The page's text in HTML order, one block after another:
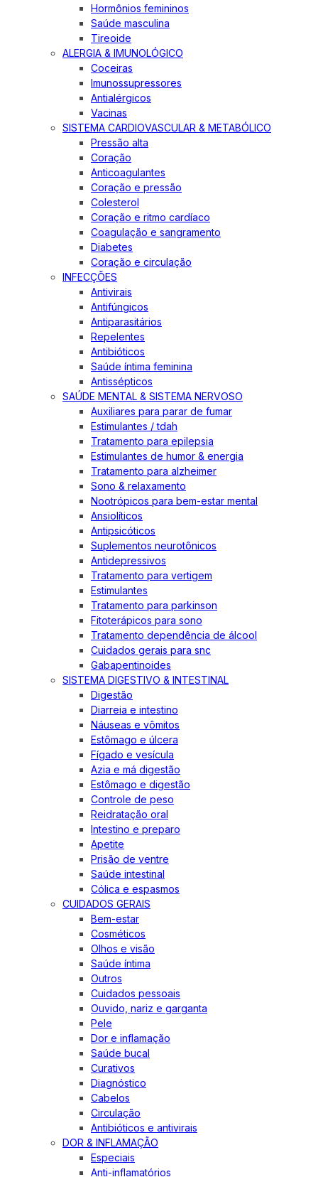
Hormônios femininos
Saúde masculina
Tireoide
ALERGIA & IMUNOLÓGICO
Coceiras
Imunossupressores
Antialérgicos
Vacinas
SISTEMA CARDIOVASCULAR & METABÓLICO
Pressão alta
Coração
Anticoagulantes
Coração e pressão
Colesterol
Coração e ritmo cardíaco
Coagulação e sangramento
Diabetes
Coração e circulação
INFECÇÕES
Antivirais
Antifúngicos
Antiparasitários
Repelentes
Antibióticos
Saúde íntima feminina
Antissépticos
SAÚDE MENTAL & SISTEMA NERVOSO
Auxiliares para parar de fumar
Estimulantes / tdah
Tratamento para epilepsia
Estimulantes de humor & energia
Tratamento para alzheimer
Sono & relaxamento
Nootrópicos para bem-estar mental
Ansiolíticos
Antipsicóticos
Suplementos neurotônicos
Antidepressivos
Tratamento para vertigem
Estimulantes
Tratamento para parkinson
Fitoterápicos para sono
Tratamento dependência de álcool
Cuidados gerais para snc
Gabapentinoides
SISTEMA DIGESTIVO & INTESTINAL
Digestão
Diarreia e intestino
Náuseas e vômitos
Estômago e úlcera
Fígado e vesícula
Azia e má digestão
Estômago e digestão
Controle de peso
Reidratação oral
Intestino e preparo
Apetite
Prisão de ventre
Saúde intestinal
Cólica e espasmos
CUIDADOS GERAIS
Bem-estar
Cosméticos
Olhos e visão
Saúde íntima
Outros
Cuidados pessoais
Ouvido, nariz e garganta
Pele
Dor e inflamação
Saúde bucal
Curativos
Diagnóstico
Cabelos
Circulação
Antibióticos e antivirais
DOR & INFLAMAÇÃO
Especiais
Anti-inflamatórios